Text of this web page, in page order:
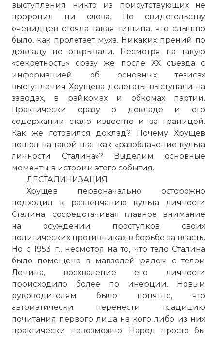
выступления никто из присутствующих не
проронил ни слова. По свидетельству
очевидцев стояла такая тишина, что слышно
было, как пролетает муха. Никаких прений по
докладу не открывали. Несмотря на такую
«секретность» сразу же после ХХ съезда с
информацией об основных тезисах
выступления Хрущева делегаты выступали на
заводах, в райкомах и обкомах партии.
Практически сразу о докладе и его
содержании стало известно и за границей.
Как же готовился доклад? Почему Хрущев
пошел на такой шаг как «разоблачение культа
личности Сталина»? Выделим основные
моменты в истории этого события.
ДЕСТАЛИНИЗАЦИЯ
Хрущев первоначально осторожно
подходил к развенчанию культа личности
Сталина, сосредотачивая главное внимание
на осуждении проступков своих
политических противниках в борьбе за власть.
Но с 1953 г., несмотря на то, что тело Сталина
было помещено в мавзолей рядом с телом
Ленина, восхваление его личности
происходило более по инерции. Новым
руководителям было понятно, что
автоматически перенести традицию
почитания первого лица на кого либо из них
практически невозможно. Народ просто бы